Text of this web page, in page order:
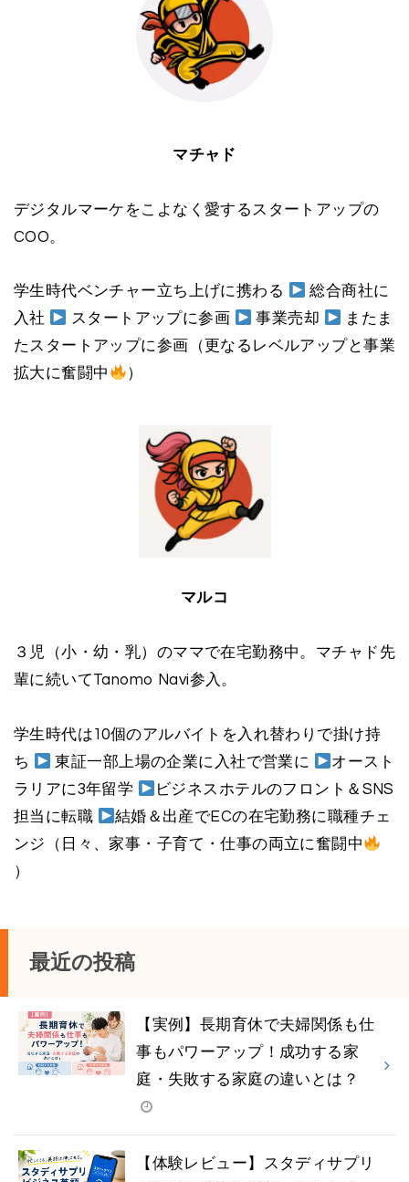
マチャド
デジタルマーケをこよなく愛するスタートアップの
COO。
学生時代ベンチャー立ち上げに携わる
総合商社に
入社
スタートアップに参画 事業売却
またま
たスタートアップに参画（更なるレベルアップと事業
拡大に奮闘中
）
マルコ
３児（小・幼・乳）のママで在宅勤務中。マチャド先
輩に続いてTanomo Navi参入。
学生時代は10個のアルバイトを入れ替わりで掛け持
ち
東証一部上場の企業に入社で営業に
オースト
ラリアに3年留学
ビジネスホテルのフロント＆SNS
担当に転職
結婚＆出産でECの在宅勤務に職種チェ
ンジ（日々、家事・子育て・仕事の両立に奮闘中
）
最近の投稿
【実例】長期育休で夫婦関係も仕
事もパワーアップ！成功する家
庭・失敗する家庭の違いとは？
【体験レビュー】スタディサプリ